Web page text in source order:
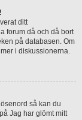
ditt
forum då och då bort
på databasen. Om
i diskussionerna.
så kan du
Jag har glömt mitt